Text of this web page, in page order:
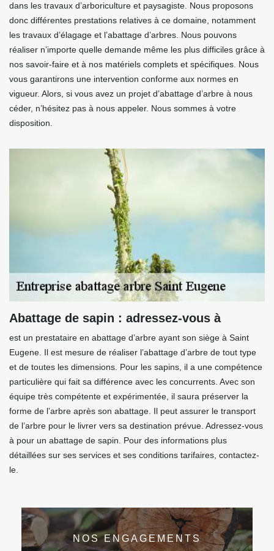
dans les travaux d’arboriculture et paysagiste. Nous proposons
donc différentes prestations relatives à ce domaine, notamment
les travaux d’élagage et l’abattage d’arbres. Nous pouvons
réaliser n’importe quelle demande même les plus difficiles grâce à
nos savoir-faire et à nos matériels complets et spécifiques. Nous
vous garantirons une intervention conforme aux normes en
vigueur. Alors, si vous avez un projet d’abattage d’arbre à nous
céder, n’hésitez pas à nous appeler. Nous sommes à votre
disposition.
Abattage de sapin : adressez-vous à
est un prestataire en abattage d’arbre ayant son siège à Saint
Eugene. Il est mesure de réaliser l’abattage d’arbre de tout type
et de toutes les dimensions. Pour les sapins, il a une compétence
particulière qui fait sa différence avec les concurrents. Avec son
équipe très compétente et expérimentée, il saura préserver la
forme de l’arbre après son abattage. Il peut assurer le transport
de l’arbre pour le livrer vers sa destination prévue. Adressez-vous
à pour un abattage de sapin. Pour des informations plus
détaillées sur ses services et ses conditions tarifaires, contactez-
le.
NOS ENGAGEMENTS